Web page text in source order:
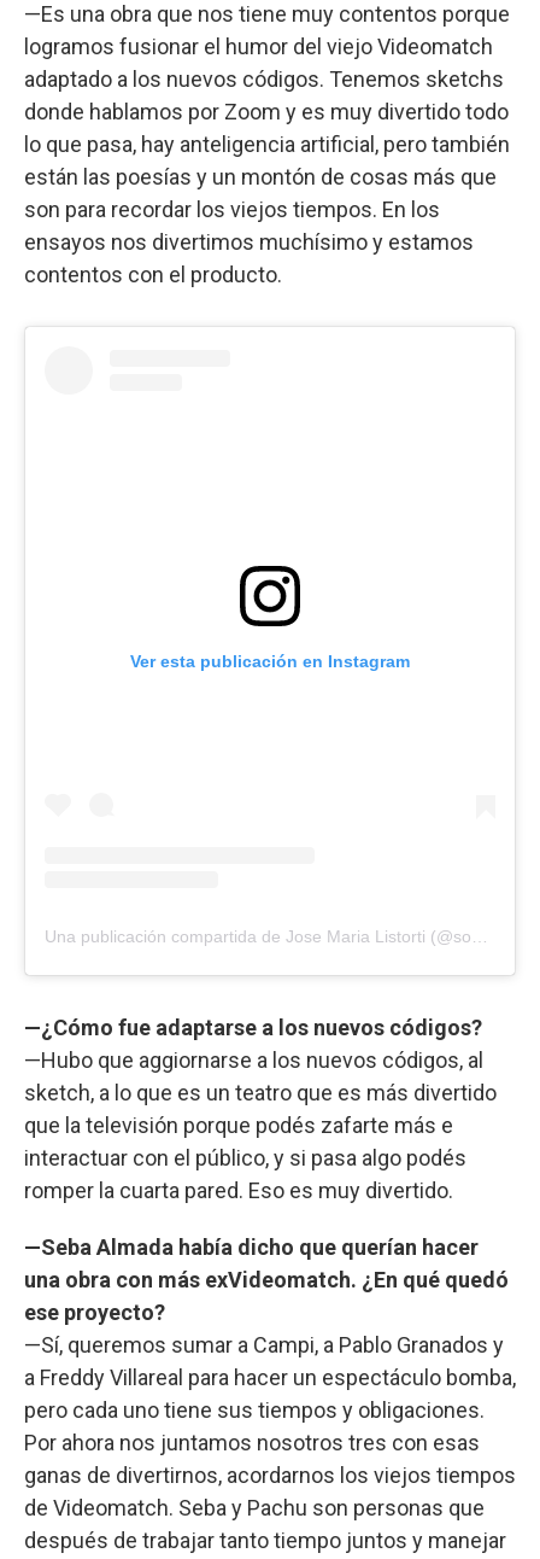
—Es una obra que nos tiene muy contentos porque
logramos fusionar el humor del viejo Videomatch
adaptado a los nuevos códigos. Tenemos sketchs
donde hablamos por Zoom y es muy divertido todo
lo que pasa, hay anteligencia artificial, pero también
están las poesías y un montón de cosas más que
son para recordar los viejos tiempos. En los
ensayos nos divertimos muchísimo y estamos
contentos con el producto.
Ver esta publicación en Instagram
—¿Cómo fue adaptarse a los nuevos códigos?
—Hubo que aggiornarse a los nuevos códigos, al
sketch, a lo que es un teatro que es más divertido
que la televisión porque podés zafarte más e
interactuar con el público, y si pasa algo podés
romper la cuarta pared. Eso es muy divertido.
—Seba Almada había dicho que querían hacer
una obra con más exVideomatch. ¿En qué quedó
ese proyecto?
—Sí, queremos sumar a Campi, a Pablo Granados y
a Freddy Villareal para hacer un espectáculo bomba,
pero cada uno tiene sus tiempos y obligaciones.
Por ahora nos juntamos nosotros tres con esas
ganas de divertirnos, acordarnos los viejos tiempos
de Videomatch. Seba y Pachu son personas que
después de trabajar tanto tiempo juntos y manejar